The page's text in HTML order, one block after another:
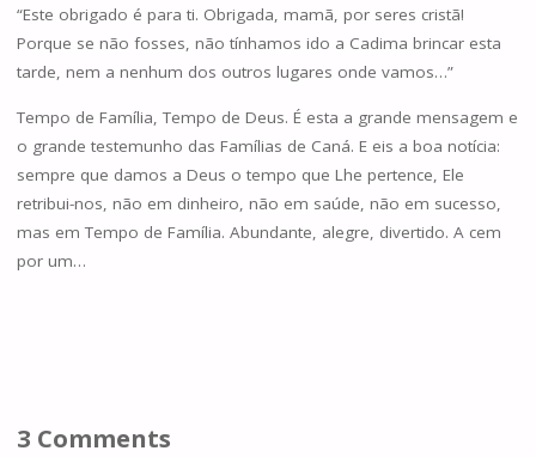
“Este obrigado é para ti. Obrigada, mamã, por seres cristã!
Porque se não fosses, não tínhamos ido a Cadima brincar esta
tarde, nem a nenhum dos outros lugares onde vamos…”
Tempo de Família, Tempo de Deus. É esta a grande mensagem e
o grande testemunho das Famílias de Caná. E eis a boa notícia:
sempre que damos a Deus o tempo que Lhe pertence, Ele
retribui-nos, não em dinheiro, não em saúde, não em sucesso,
mas em Tempo de Família. Abundante, alegre, divertido. A cem
por um…
3 Comments